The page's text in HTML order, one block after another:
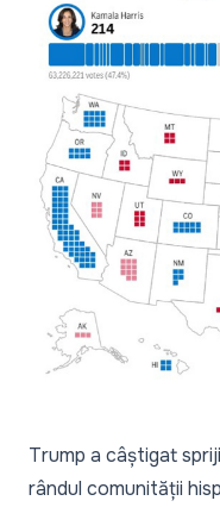
Trump a câștigat
rândul comunității